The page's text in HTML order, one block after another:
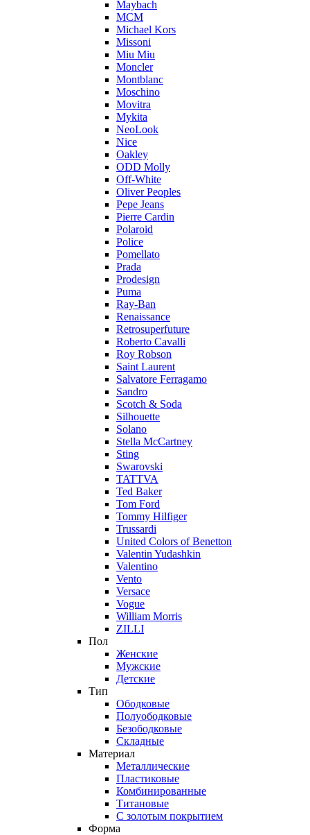
Maybach
MCM
Michael Kors
Missoni
Miu Miu
Moncler
Montblanc
Moschino
Movitra
Mykita
NeoLook
Nice
Oakley
ODD Molly
Off-White
Oliver Peoples
Pepe Jeans
Pierre Cardin
Polaroid
Police
Pomellato
Prada
Prodesign
Puma
Ray-Ban
Renaissance
Retrosuperfuture
Roberto Cavalli
Roy Robson
Saint Laurent
Salvatore Ferragamo
Sandro
Scotch & Soda
Silhouette
Solano
Stella McCartney
Sting
Swarovski
TATTVA
Ted Baker
Tom Ford
Tommy Hilfiger
Trussardi
United Colors of Benetton
Valentin Yudashkin
Valentino
Vento
Versace
Vogue
William Morris
ZILLI
Пол
Женские
Мужские
Детские
Тип
Ободковые
Полуободковые
Безободковые
Складные
Материал
Металлические
Пластиковые
Комбинированные
Титановые
С золотым покрытием
Форма